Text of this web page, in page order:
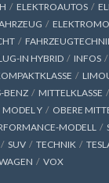
ELEKTROAUTOS
IN HYBRID
INFOS
BENZ
MITTELKLASSE
MODEL Y
OBERE
MODELL
SUV TECHNIK
VOX